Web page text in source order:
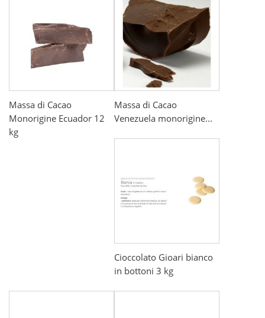
Massa di Cacao
Monorigine Ecuador 12
kg
Massa di Cacao
Venezuela monorigine...
Cioccolato Gioari bianco
in bottoni 3 kg